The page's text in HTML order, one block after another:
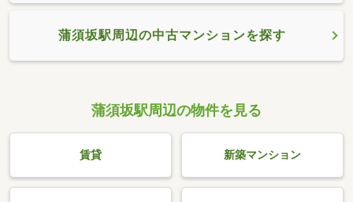
蒲須坂駅周辺の中古マンションを探す
蒲須坂駅周辺の物件を見る
賃貸 新築マンション